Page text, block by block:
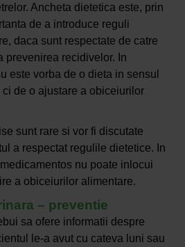
Ancheta dietetica este, prin
de a introduce reguli
daca sunt respectate de catre
prevenirea recidivelor. In
este vorba de o dieta in sensul
de o ajustare a obiceiurilor
sunt rare si vor fi discutate
a respectat regulile dietetice. In
nu poate inlocui
a obiceiurilor alimentare.
– preventie
sa ofere informatii despre
le-a avut cu cateva luni sau